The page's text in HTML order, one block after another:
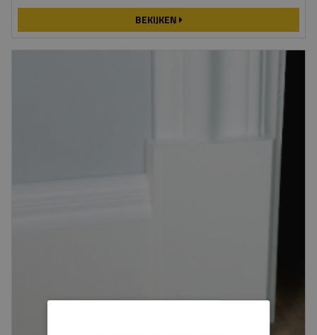
BEKIJKEN